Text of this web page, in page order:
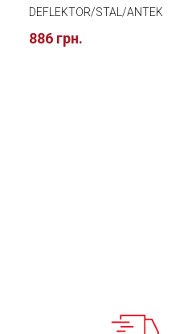
DEFLEKTOR/STAL/ANTEK
886 грн.